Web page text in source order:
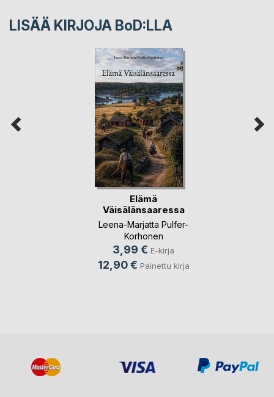
LISÄÄ KIRJOJA BoD:LLA
Elämä
Väisälänsaaressa
Leena-Marjatta Pulfer-
Korhonen
3,99 € E-kirja
12,90 € Painettu kirja